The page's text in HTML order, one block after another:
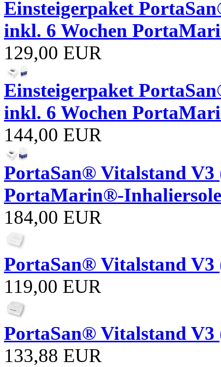
Einsteigerpaket
inkl. 6 Wochen
129,00 EUR
Einsteigerpaket
inkl. 6 Wochen
144,00 EUR
PortaSan® Vitalstand
PortaMarin®-
184,00 EUR
PortaSan® Vitalstand
119,00 EUR
PortaSan® Vitalstand
133,88 EUR